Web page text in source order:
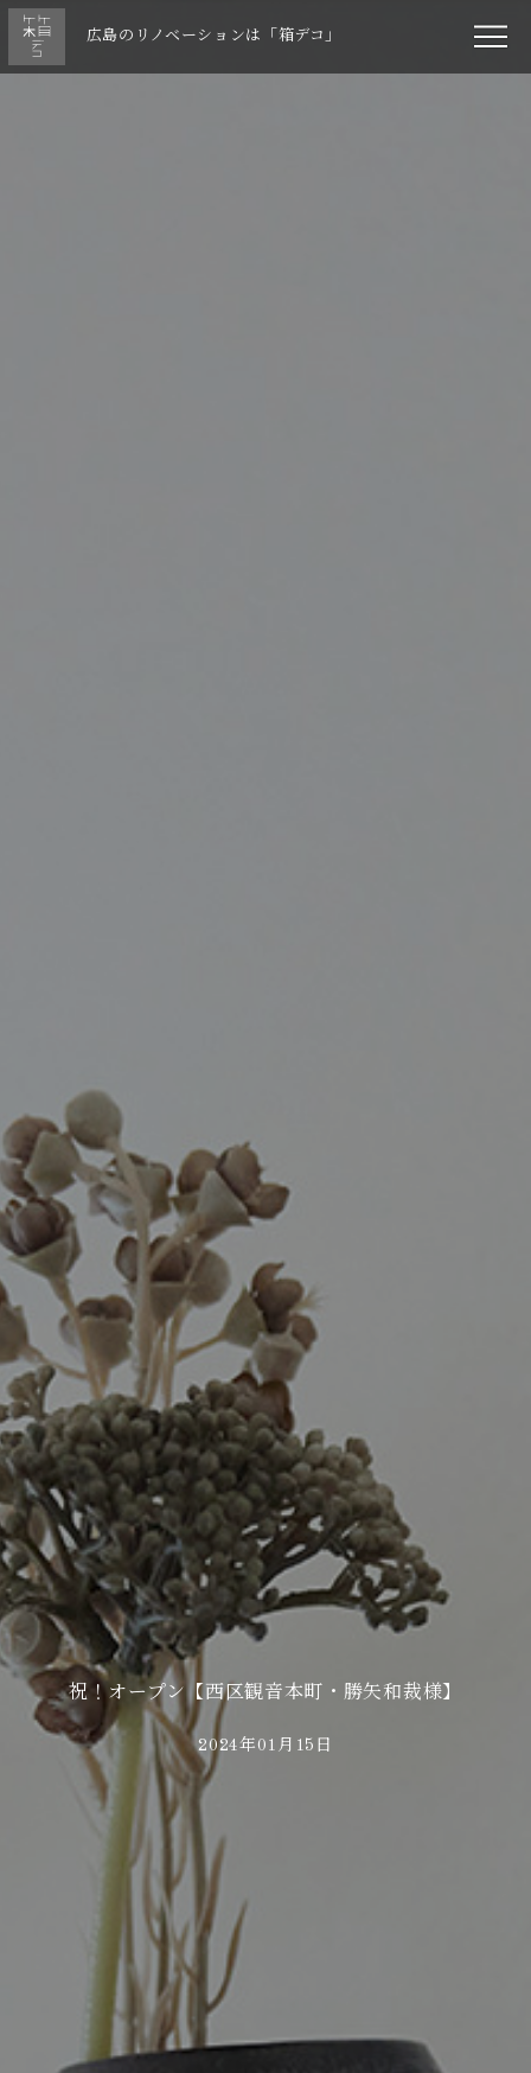
広島のリノベーションは「箱デコ」
祝！オープン【西区観音本町・勝矢和裁様】
2024年01月15日